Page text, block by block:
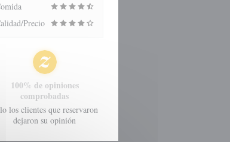
Precio
100% de opiniones
comprobadas
los clientes que reservaron
dejaron su opinión